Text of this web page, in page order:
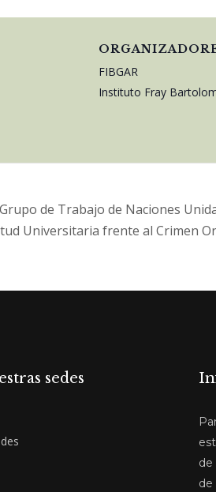
FIBGAR
Instituto Fray
de Trabajo de Naciones
Universitaria frente al Crimen
sedes
de
de